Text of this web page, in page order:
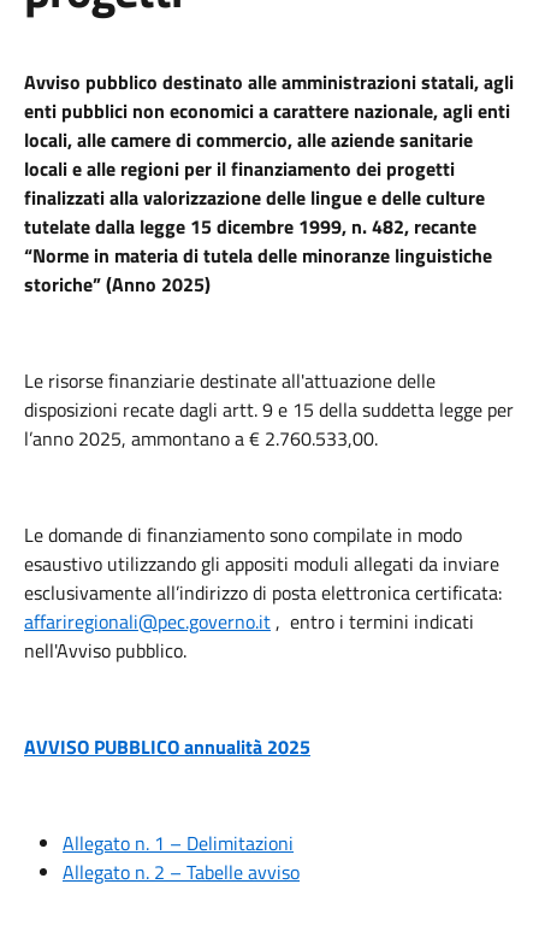
Avviso pubblico destinato alle amministrazioni statali, agli
enti pubblici non economici a carattere nazionale, agli enti
locali, alle camere di commercio, alle aziende sanitarie
locali e alle regioni per il finanziamento dei progetti
finalizzati alla valorizzazione delle lingue e delle culture
tutelate dalla legge 15 dicembre 1999, n. 482, recante
“Norme in materia di tutela delle minoranze linguistiche
storiche” (Anno 2025)
Le risorse finanziarie destinate all'attuazione delle
disposizioni recate dagli artt. 9 e 15 della suddetta legge per
l’anno 2025, ammontano a € 2.760.533,00.
Le domande di finanziamento sono compilate in modo
esaustivo utilizzando gli appositi moduli allegati da inviare
esclusivamente all’indirizzo di posta elettronica certificata:
affariregionali@pec.governo.it, entro i termini indicati
nell'Avviso pubblico.
AVVISO PUBBLICO annualità 2025
Allegato n. 1 – Delimitazioni
Allegato n. 2 – Tabelle avviso